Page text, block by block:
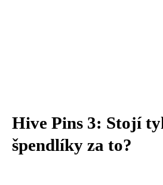
Hive Pins 3: Stojí
špendlíky za to?